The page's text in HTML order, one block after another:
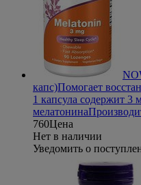
капс)Помогает
1 капсула содержит 3
мелатонина
760Цена
Нет в наличии
Уведомить о